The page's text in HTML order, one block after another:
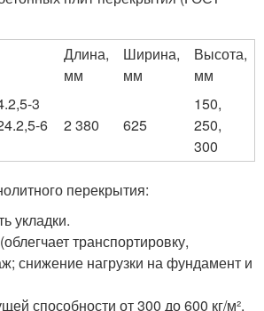
Длина,
мм
Ширина,
мм
Высота,
мм
3
6
2 380 625
150,
250,
300
перекрытия:
укладки.
транспортировку,
снижение нагрузки на фундамент и
способности от 300 до 600 кг/м².